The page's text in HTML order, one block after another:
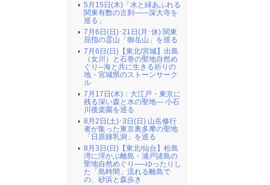
5月15日(木)「水と緑あふれる
関東有数の古刹――深大寺を
巡る」
7月6日(日)･21日(月･休) 関東
屈指の霊山「御岳山」を巡る
7月6日(日)【東北/宮城】出島
（女川）と石巻の聖地自然め
ぐり─海と共に生きる祈りの
地・宮城県のストーンサーク
ル
7月17日(木)：大江戸・東京に
残る深い森と水の聖地― 小石
川後楽園を巡る
8月2日(土)･3日(日) 山岳修行
者が集った東京奥多摩の聖地
「日原鍾乳洞」を巡る
8月3日(日)【東北/仙台】松島
湾に浮かぶ離島・浦戸諸島の
聖地自然めぐり──ゆったりし
た「島時間」流れる離島で
の、砂浜と森歩き